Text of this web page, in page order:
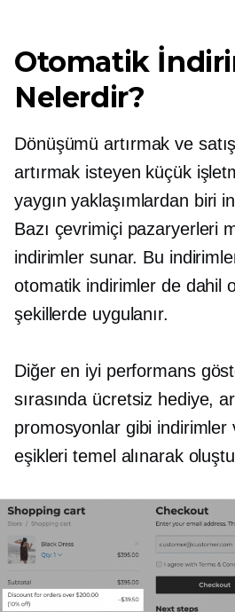
Otomatik
Nelerdir?
Dönüşümü artırmak ve
artırmak isteyen küçük
yaygın yaklaşımlardan biri
Bazı çevrimiçi pazaryerleri
indirimler sunar. Bu
otomatik indirimler de dahil
şekillerde uygulanır.
Diğeren iyi performans
sırasında ücretsiz hediye,
promosyonlar gibi indirimler
eşikleri temel alınarak